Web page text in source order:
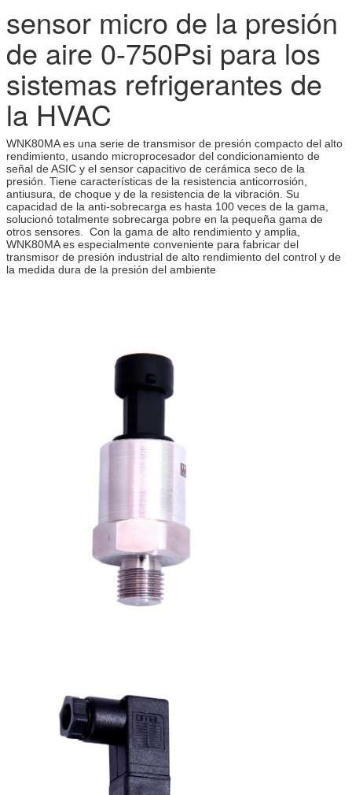
sensor micro de la presión
de aire 0-750Psi para los
sistemas refrigerantes de
la HVAC
WNK80MA es una serie de transmisor de presión compacto del alto
rendimiento, usando microprocesador del condicionamiento de
señal de ASIC y el sensor capacitivo de cerámica seco de la
presión. Tiene características de la resistencia anticorrosión,
antiusura, de choque y de la resistencia de la vibración. Su
capacidad de la anti-sobrecarga es hasta 100 veces de la gama,
solucionó totalmente sobrecarga pobre en la pequeña gama de
otros sensores. Con la gama de alto rendimiento y amplia,
WNK80MA es especialmente conveniente para fabricar del
transmisor de presión industrial de alto rendimiento del control y de
la medida dura de la presión del ambiente